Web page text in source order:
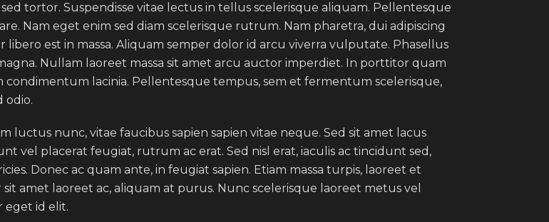
tortor. Suspendisse vitae lectus in tellus scelerisque aliquam. Pellentesque
Nam eget enim sed diam scelerisque rutrum. Nam pharetra, dui adipiscing
est in massa. Aliquam semper dolor id arcu viverra vulputate. Phasellus
Nullam laoreet massa sit amet arcu auctor imperdiet. In porttitor quam
lacinia. Pellentesque tempus, sem et fermentum scelerisque,
odio.
luctus nunc, vitae faucibus sapien sapien vitae neque. Sed sit amet lacus
vel placerat feugiat, rutrum ac erat. Sed nisl erat, iaculis ac tincidunt sed,
Donec ac quam ante, in feugiat sapien. Etiam massa turpis, laoreet et
amet laoreet ac, aliquam at purus. Nunc scelerisque laoreet metus vel
eget id elit.